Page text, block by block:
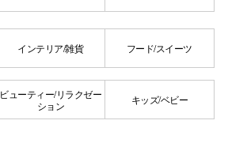
インテリア/雑貨 フード/スイーツ
ビューティー/リラクゼー
ション
キッズ/ベビー